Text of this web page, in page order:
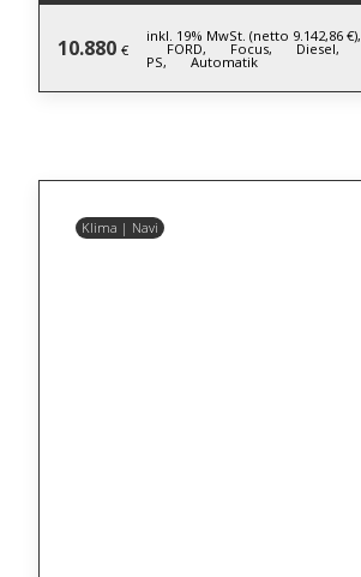
10.880 €
inkl. 19% MwSt. (netto 9.142,86 €),
FORD, Focus, Diesel,
PS, Automatik
Klima | Navi